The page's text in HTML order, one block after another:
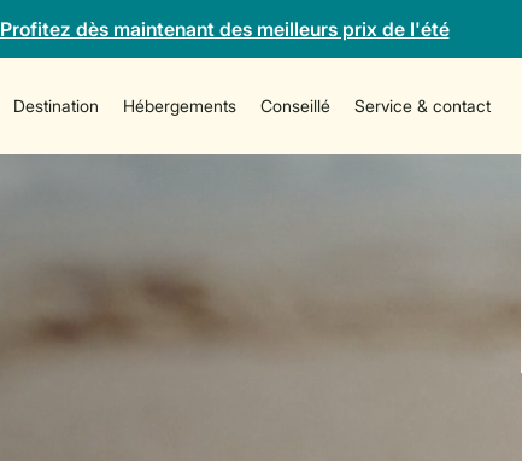
Profitez dès maintenant des meilleurs prix de l'été
Destination Hébergements Conseillé Service & contact